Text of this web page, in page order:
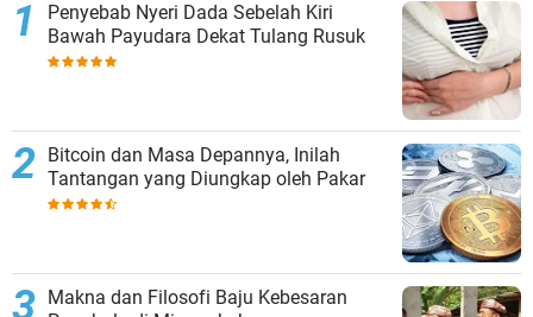
Penyebab Nyeri Dada Sebelah Kiri
Bawah Payudara Dekat Tulang Rusuk
Bitcoin dan Masa Depannya, Inilah
Tantangan yang Diungkap oleh Pakar
Makna dan Filosofi Baju Kebesaran